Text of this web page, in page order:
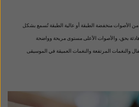
الطبقة أو عالية الطبقة تُسمع بشكل
بحق، والأصوات الأعلى مستوى مريحة وواضحة
والنغمات المرتفعة والنغمات العميقة في الموسيقى